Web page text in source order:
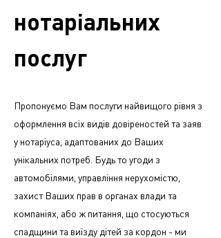
нотаріальних
послуг
Пропонуємо Вам послуги найвищого рівня з
оформлення всіх видів довіреностей та заяв
у нотаріуса, адаптованих до Ваших
унікальних потреб. Будь то угоди з
автомобілями, управління нерухомістю,
захист Ваших прав в органах влади та
компаніях, або ж питання, що стосуються
спадщини та виїзду дітей за кордон - ми